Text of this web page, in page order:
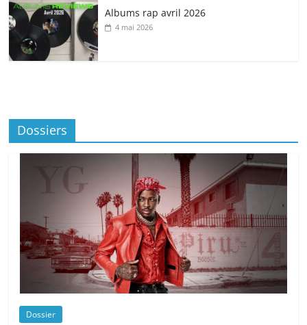
Albums rap avril 2026
4 mai 2026
Dossiers
Dossier